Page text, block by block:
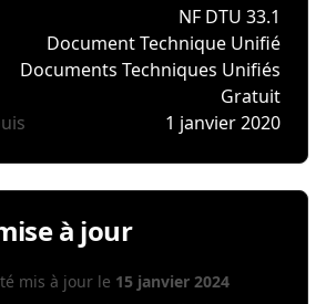
NF DTU 33.1
Document Technique Unifié
Documents Techniques Unifiés
Gratuit
1 janvier 2020
à jour
mis à jour le 15 janvier 2024